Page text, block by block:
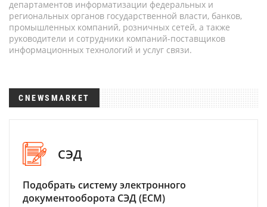
департаментов информатизации федеральных и
региональных органов государственной власти, банков,
промышленных компаний, розничных сетей, а также
руководители и сотрудники компаний-поставщиков
информационных технологий и услуг связи.
CNEWSMARKET
СЭД
Подобрать систему электронного
документооборота СЭД (ECM)